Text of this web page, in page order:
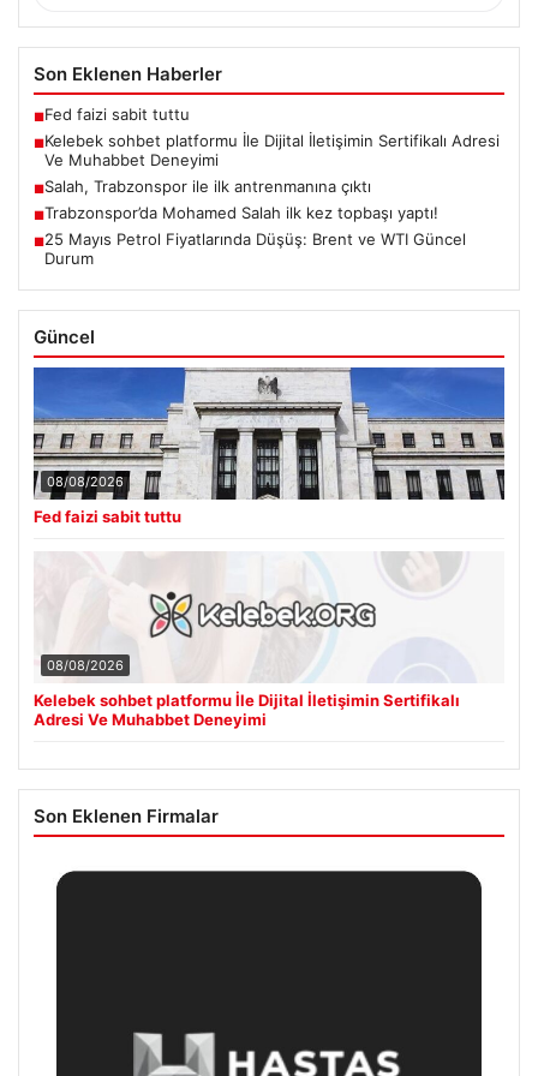
Son Eklenen Haberler
■Fed faizi sabit tuttu
■Kelebek sohbet platformu İle Dijital İletişimin Sertifikalı Adresi
Ve Muhabbet Deneyimi
■Salah, Trabzonspor ile ilk antrenmanına çıktı
■Trabzonspor’da Mohamed Salah ilk kez topbaşı yaptı!
■25 Mayıs Petrol Fiyatlarında Düşüş: Brent ve WTI Güncel
Durum
Güncel
08/08/2026
Fed faizi sabit tuttu
08/08/2026
Kelebek sohbet platformu İle Dijital İletişimin Sertifikalı
Adresi Ve Muhabbet Deneyimi
Son Eklenen Firmalar